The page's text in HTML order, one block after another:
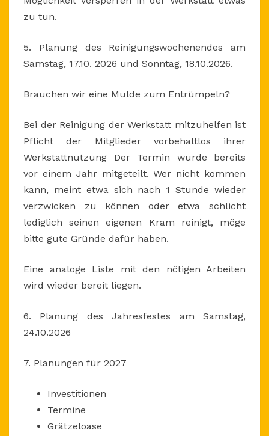
zu tun.
5. Planung des Reinigungswochenendes am
Samstag, 17.10. 2026 und Sonntag, 18.10.2026.
Brauchen wir eine Mulde zum Entrümpeln?
Bei der Reinigung der Werkstatt mitzuhelfen ist
Pflicht der Mitglieder vorbehaltlos ihrer
Werkstattnutzung Der Termin wurde bereits
vor einem Jahr mitgeteilt. Wer nicht kommen
kann, meint etwa sich nach 1 Stunde wieder
verzwicken zu können oder etwa schlicht
lediglich seinen eigenen Kram reinigt, möge
bitte gute Gründe dafür haben.
Eine analoge Liste mit den nötigen Arbeiten
wird wieder bereit liegen.
6. Planung des Jahresfestes am Samstag,
24.10.2026
7. Planungen für 2027
Investitionen
Termine
Grätzeloase